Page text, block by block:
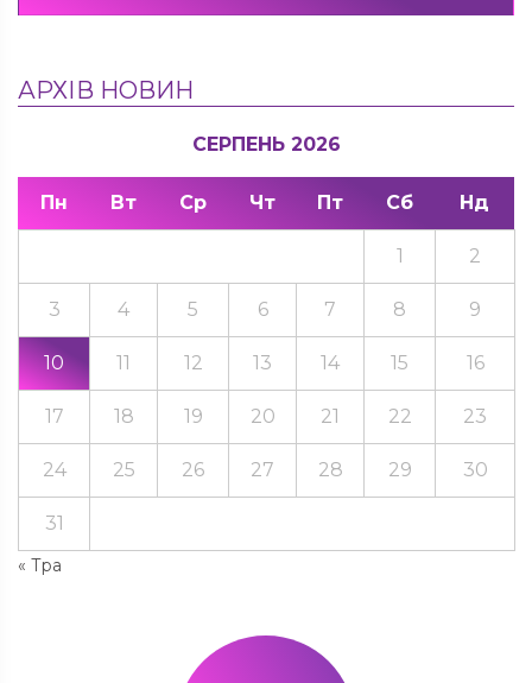
АРХІВ НОВИН
СЕРПЕНЬ 2026
Пн Вт Ср Чт Пт Сб Нд
« Тра
1 2
3 4 5 6 7 8 9
10 11 12 13 14 15 16
17 18 19 20 21 22 23
24 25 26 27 28 29 30
31